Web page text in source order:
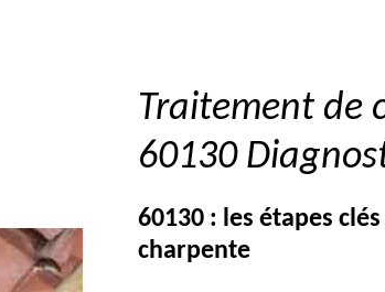
Traitement de
60130
60130 : les étapes
charpente